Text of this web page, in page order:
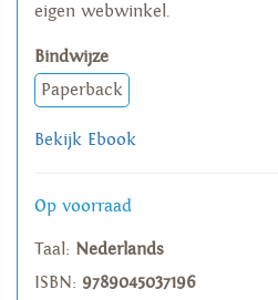
eigen webwinkel.
Bindwijze
Paperback
Bekijk Ebook
Op voorraad
Taal: Nederlands
ISBN: 9789045037196